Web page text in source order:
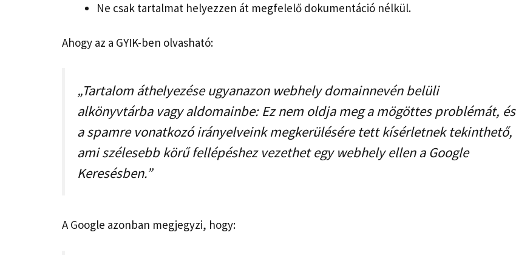
Ne csak tartalmat helyezzen át megfelelő dokumentáció nélkül.
Ahogy az a GYIK-ben olvasható:
„Tartalom áthelyezése ugyanazon webhely domainnevén belüli
alkönyvtárba vagy aldomainbe: Ez nem oldja meg a mögöttes problémát, és
a spamre vonatkozó irányelveink megkerülésére tett kísérletnek tekinthető,
ami szélesebb körű fellépéshez vezethet egy webhely ellen a Google
Keresésben.”
A Google azonban megjegyzi, hogy: